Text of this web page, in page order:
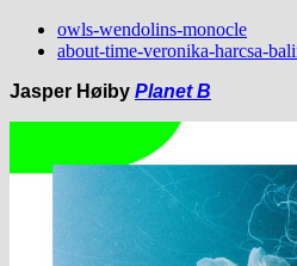
owls-wendolins-monocle
about-time-veronika-harcsa-
Jasper Høiby Planet B